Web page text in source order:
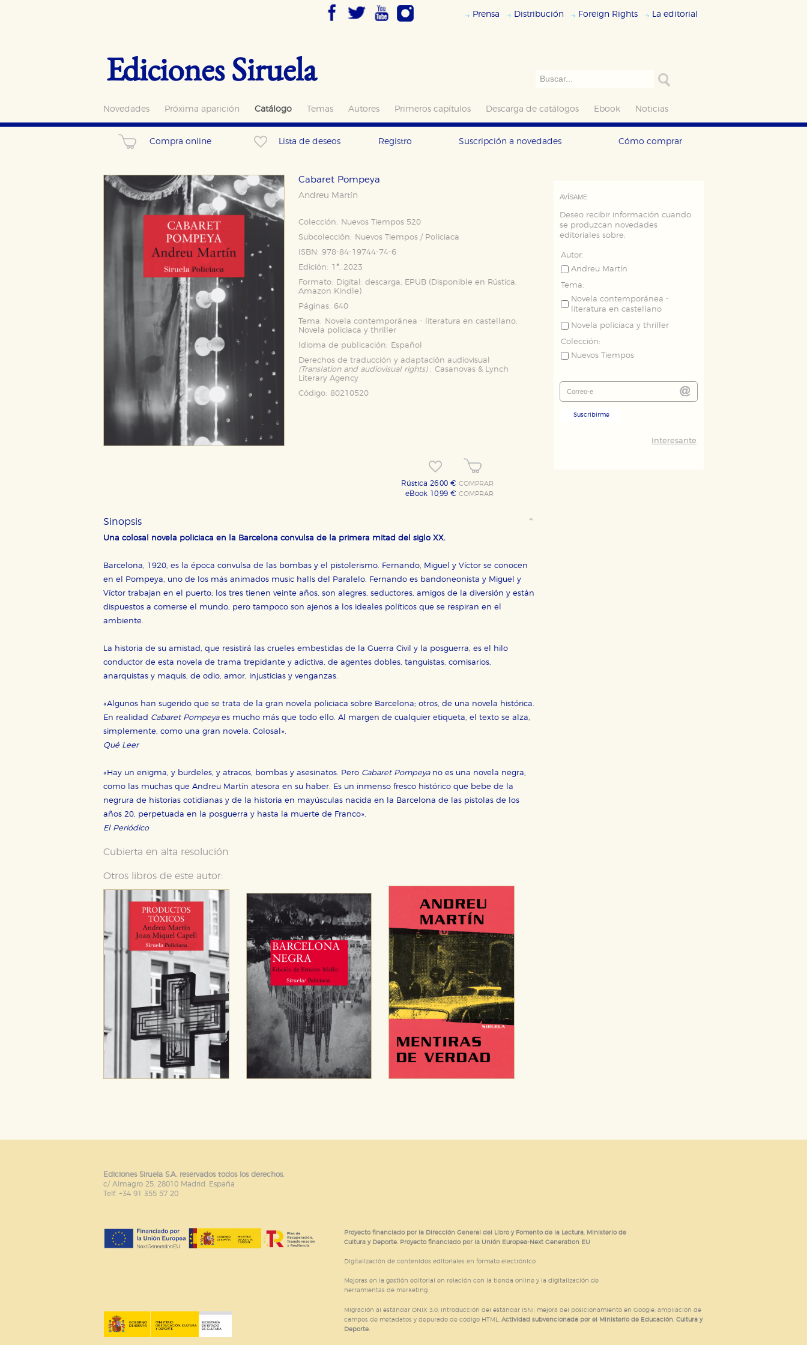
Prensa Distribución Foreign Rights La editorial
Ediciones Siruela
Novedades Próxima aparición Catálogo Temas Autores Primeros capítulos Descarga de catálogos Ebook Noticias
Compra online Lista de deseos Registro Suscripción a novedades Cómo comprar
Cabaret Pompeya
Andreu Martín
Colección:
Nuevos Tiempos 520
Subcolección:
Nuevos Tiempos / Policiaca
ISBN: 978-84-19744-74-6
Edición: 1ª, 2023
Formato:
Digital: descarga, EPUB (Disponible en Rústica,
Amazon Kindle )
Páginas: 640
Tema:
Novela contemporánea - literatura en castellano,
Novela policiaca y thriller
Idioma de publicación:
Español
Derechos de traducción y adaptación audiovisual
(Translation and audiovisual rights): Casanovas & Lynch
Literary Agency
Código: 80210520
Rústica 26,00 € COMPRAR
eBook 10,99 € COMPRAR
Sinopsis
Una colosal novela policiaca en la Barcelona convulsa de la primera mitad del siglo XX.
Barcelona, 1920, es la época convulsa de las bombas y el pistolerismo. Fernando, Miguel y Víctor se conocen
en el Pompeya, uno de los más animados music halls del Paralelo. Fernando es bandoneonista y Miguel y
Víctor trabajan en el puerto; los tres tienen veinte años, son alegres, seductores, amigos de la diversión y están
dispuestos a comerse el mundo, pero tampoco son ajenos a los ideales políticos que se respiran en el
ambiente.
La historia de su amistad, que resistirá las crueles embestidas de la Guerra Civil y la posguerra, es el hilo
conductor de esta novela de trama trepidante y adictiva, de agentes dobles, tanguistas, comisarios,
anarquistas y maquis, de odio, amor, injusticias y venganzas.
«Algunos han sugerido que se trata de la gran novela policiaca sobre Barcelona; otros, de una novela histórica.
En realidad Cabaret Pompeya es mucho más que todo ello. Al margen de cualquier etiqueta, el texto se alza,
simplemente, como una gran novela. Colosal».
Qué Leer
«Hay un enigma, y burdeles, y atracos, bombas y asesinatos. Pero Cabaret Pompeya no es una novela negra,
como las muchas que Andreu Martín atesora en su haber. Es un inmenso fresco histórico que bebe de la
negrura de historias cotidianas y de la historia en mayúsculas nacida en la Barcelona de las pistolas de los
años 20, perpetuada en la posguerra y hasta la muerte de Franco».
El Periódico
Cubierta en alta resolución
Otros libros de este autor:
AVÍSAME
Deseo recibir información cuando
se produzcan novedades
editoriales sobre:
Autor:
Andreu Martín
Tema:
Novela contemporánea -
literatura en castellano
Novela policiaca y thriller
Colección:
Nuevos Tiempos
Suscribirme
Interesante
Ediciones Siruela S.A. reservados todos los derechos.
c/ Almagro 25. 28010 Madrid. España
Telf. +34 91 355 57 20
Proyecto financiado por la Dirección General del Libro y Fomento de la Lectura, Ministerio de
Cultura y Deporte. Proyecto financiado por la Unión Europea-Next Generation EU
Digitalización de contenidos editoriales en formato electrónico
Mejoras en la gestión editorial en relación con la tienda online y la digitalización de
herramientas de marketing.
Migración al estándar ONIX 3.0; introducción del estándar ISNI; mejora del posicionamiento en Google; ampliación de
campos de metadatos y depurado de código HTML. Actividad subvencionada por el Ministerio de Educación, Cultura y
Deporte.
CONFIGURACIÓN DE COOKIES HABILITAR TODO
Cookies necesarias
Estas cookies son necesarias para que nuestro sitio web funcione y no es posible deshabilitarlas desde nuestro sistema. Es posible
hacerlo desde el navegador, pero en ese caso es posible que algunas áreas de nuestra web dejen de funcionar correctamente.
Estas cookies se utilizan para mejorar su experiencia de navegación y optimizar el funcionamiento de nuestro sitio web. Almacenan
configuraciones de servicios para que no tenga que reconfigurarlos cada vez que nos visita. La información es agregada y, por lo
tanto, es anónima.
otros sitios. No almacenan directamente información personal sino que se basan en la identificación única de su navegador y
dispositivo de internet.
GUARDAR CONFIGURACIÓN